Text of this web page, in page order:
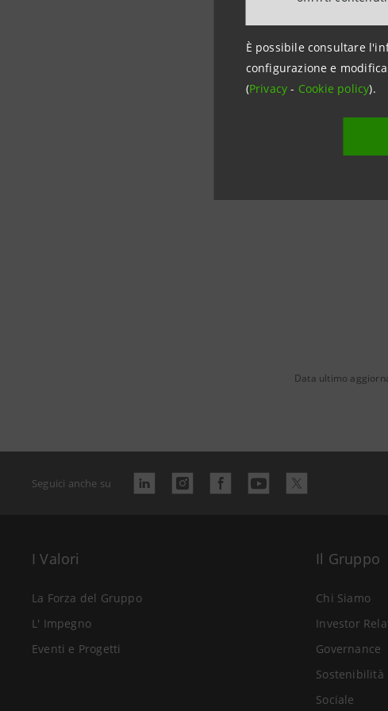
È possibile consultare
configurazione e
(Privacy- Cookie policy).
02-87963845
Veneto
Ufficio
Data ultimo
Seguici anche su
I Valori
La Forza del Gruppo
L' Impegno
Eventi e Progetti
Il Gruppo
Chi Siamo
Investor
Governance
Sostenibilità
Sociale